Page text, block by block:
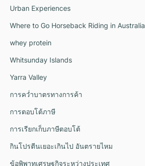
Urban Experiences
Where to Go Horseback Riding in Australia
whey protein
Whitsunday Islands
Yarra Valley
การคว่ำบาตรทางการค้า
การตอบโต้ภาษี
การเรียกเก็บภาษีตอบโต้
กินโปรตีนเยอะเกินไป อันตรายไหม
ข้อพิพาทเศรษฐกิจระหว่างประเทศ